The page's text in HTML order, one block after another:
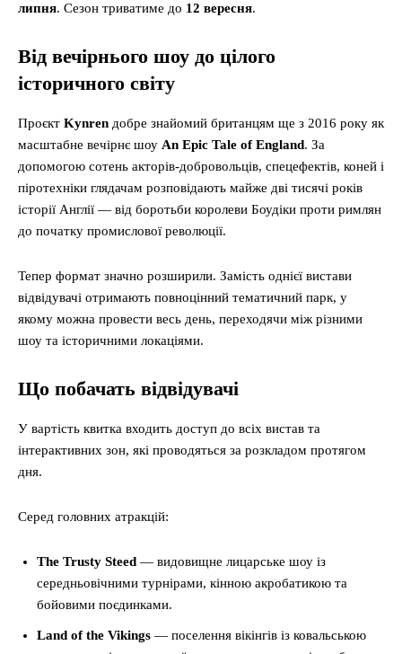
липня. Сезон триватиме до 12 вересня.
Від вечірнього шоу до цілого
історичного світу
Проєкт Kynren добре знайомий британцям ще з 2016 року як
масштабне вечірнє шоу An Epic Tale of England. За
допомогою сотень акторів-добровольців, спецефектів, коней і
піротехніки глядачам розповідають майже дві тисячі років
історії Англії — від боротьби королеви Боудіки проти римлян
до початку промислової революції.
Тепер формат значно розширили. Замість однієї вистави
відвідувачі отримають повноцінний тематичний парк, у
якому можна провести весь день, переходячи між різними
шоу та історичними локаціями.
Що побачать відвідувачі
У вартість квитка входить доступ до всіх вистав та
інтерактивних зон, які проводяться за розкладом протягом
дня.
Серед головних атракцій:
The Trusty Steed — видовищне лицарське шоу із
середньовічними турнірами, кінною акробатикою та
бойовими поєдинками.
Land of the Vikings — поселення вікінгів із ковальською